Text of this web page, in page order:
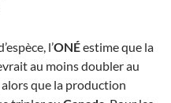
l’ONÉestime que la
au moins doubler au
que la production